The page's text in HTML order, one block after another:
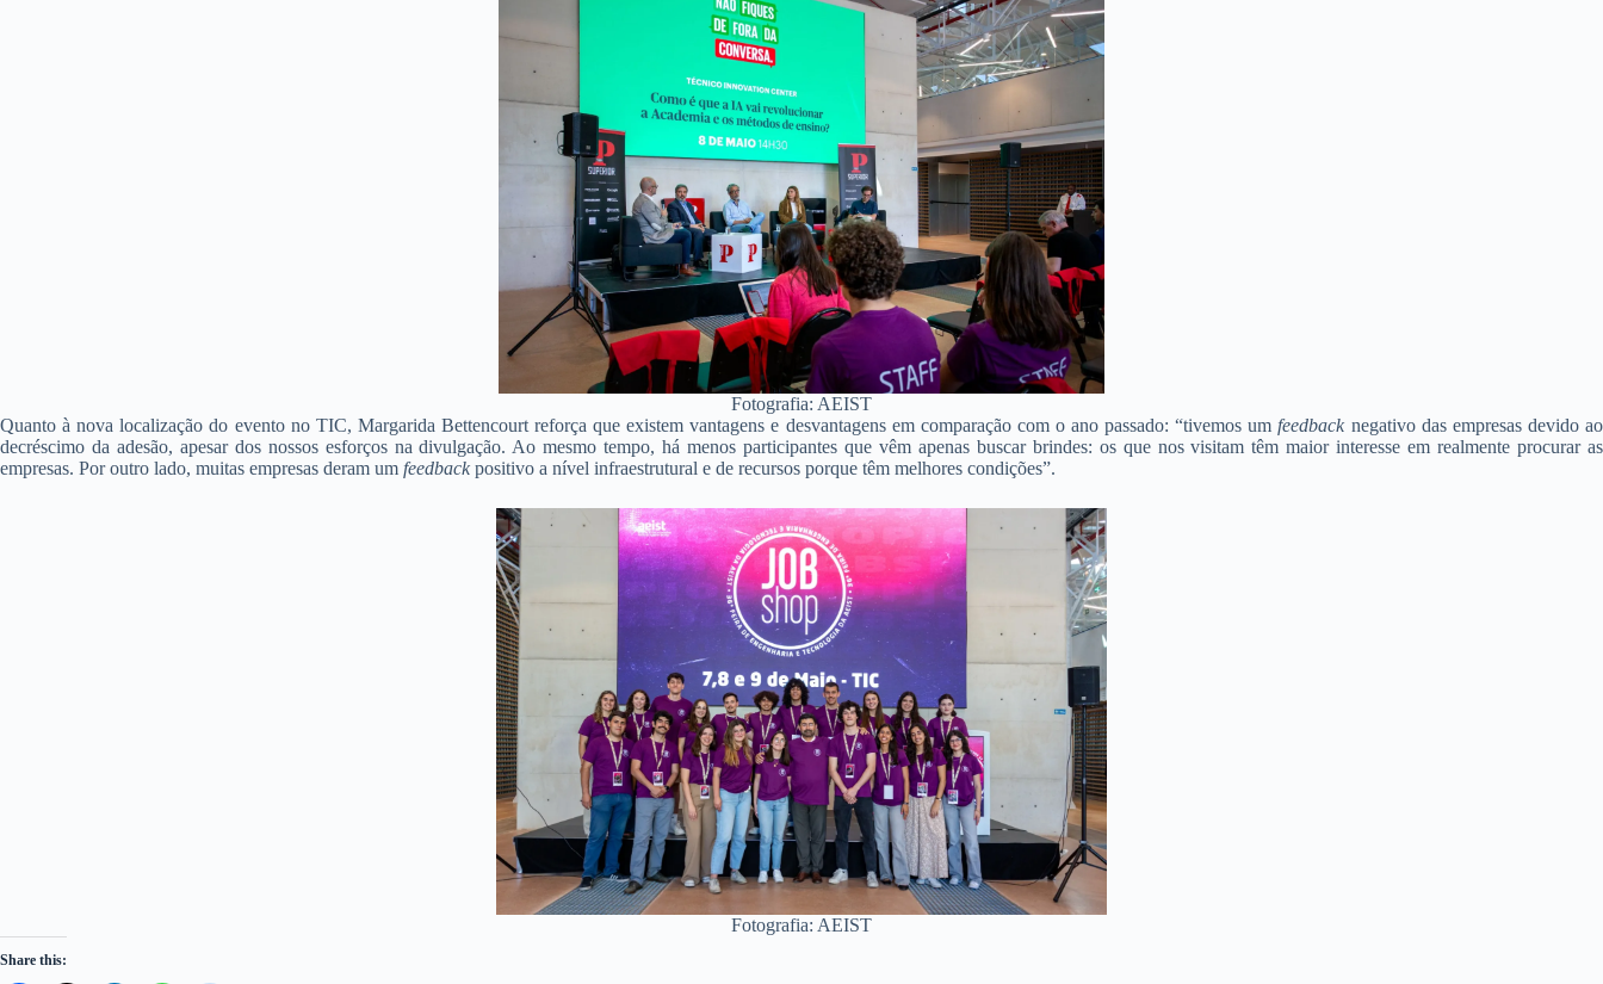
Fotografia: AEIST
Quanto à nova localização do evento no TIC, Margarida Bettencourt reforça que existem vantagens e desvantagens em comparação com o ano passado: “tivemos umfeedback negativo das empresas devido ao
decréscimo da adesão, apesar dos nossos esforços na divulgação. Ao mesmo tempo, há menos participantes que vêm apenas buscar brindes: os que nos visitam têm maior interesse em realmente procurar as
empresas. Por outro lado, muitas empresas deram um feedback positivo a nível infraestrutural e de recursos porque têm melhores condições”.
Fotografia: AEIST
Share this: